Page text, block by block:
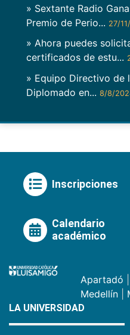
» Sextante Radio
Premio de Perio... 27/
» Ahora puedes
certificados de estu...
» Equipo Directivo de
Diplomado en... 8/8/
Inscripciones
Calendario
académico
Apartadó
Medellín
LA UNIVERSIDAD